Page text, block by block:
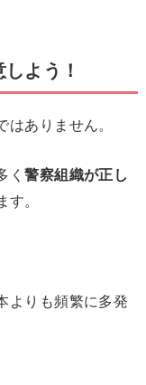
よう！
ありません。
く警察組織が正し
す。
よりも頻繁に多発